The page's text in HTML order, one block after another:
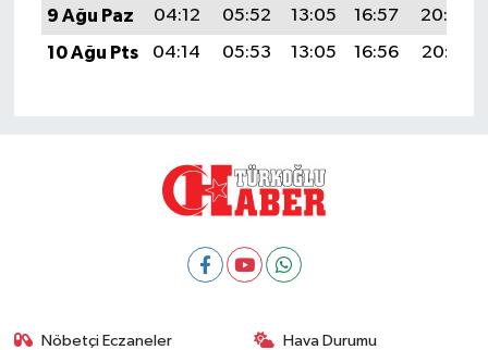
9 Ağu Paz
04:12 05:52 13:05 16:57
20:09
10 Ağu Pts
04:14 05:53 13:05 16:56 20:08
Nöbetçi Eczaneler Hava Durumu